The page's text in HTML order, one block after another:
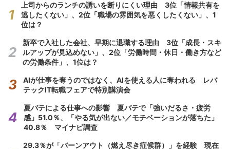
上司からのランチの誘いを断りにくい理由 3位「情報共有を
逃したくない」、2位「職場の雰囲気を悪くしたくない」、1
位は？
新卒で入社した会社、早期に退職する理由 3位「成長・スキ
ルアップが見込めない」、2位「労働時間・休日・働き方など
の労働条件」、1位は？
AIが仕事を奪うのではなく、AIを使える人に奪われる レバ
テックIT転職フェアで特別講演会
夏バテによる仕事への影響 夏バテで「強いだるさ・疲労
感」51.0％、「やる気が出ない／モチベーションが落ちた」
40.8％ マイナビ調査
29.3％が「バーンアウト（燃え尽き症候群）」を経験 現在